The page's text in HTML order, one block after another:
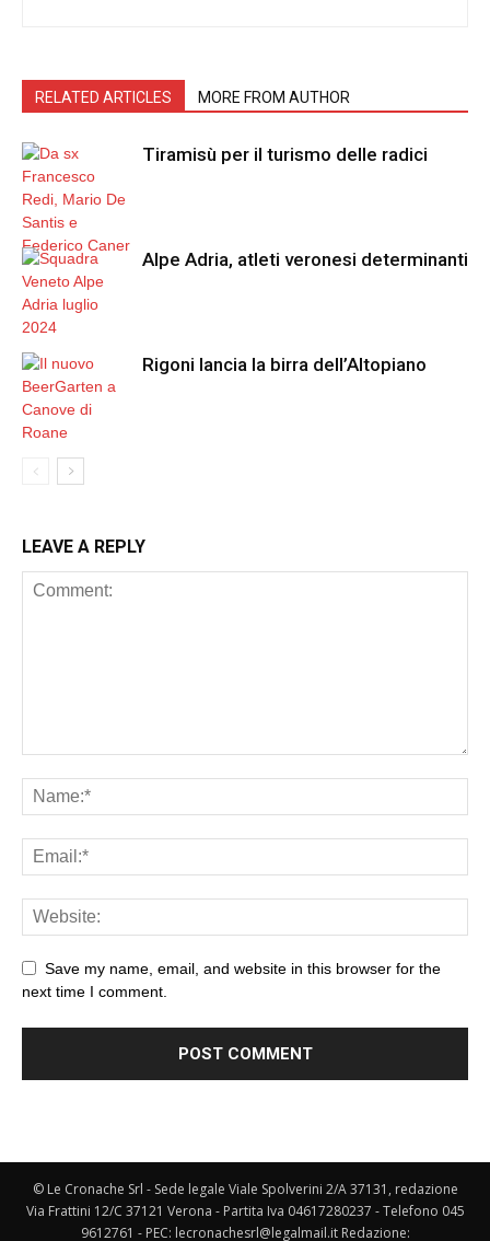
RELATED ARTICLES MORE FROM AUTHOR
Tiramisù per il turismo delle radici
Alpe Adria, atleti veronesi determinanti
Rigoni lancia la birra dell’Altopiano
LEAVE A REPLY
Save my name, email, and website in this browser for the
next time I comment.
© Le Cronache Srl - Sede legale Viale Spolverini 2/A 37131, redazione
Via Frattini 12/C 37121 Verona - Partita Iva 04617280237 - Telefono 045
9612761 - PEC: lecronachesrl@legalmail.it Redazione: